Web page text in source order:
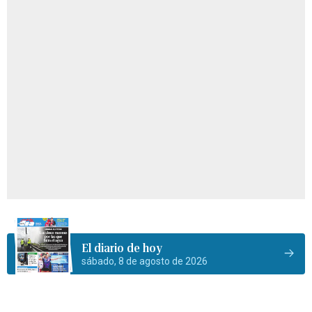
El diario de hoy
sábado, 8 de agosto de 2026